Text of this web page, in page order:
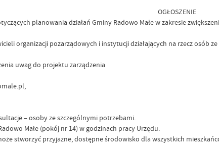
OGŁOSZENIE
planowania działań Gminy Radowo Małe w zakresie
organizacji pozarządowych i instytucji działających na rzecz osób
uwag do projektu zarządzenia
– osoby ze szczególnymi potrzebami.
Małe (pokój nr 14) w godzinach pracy Urzędu.
stworzyć przyjazne, dostępne środowisko dla wszystkich